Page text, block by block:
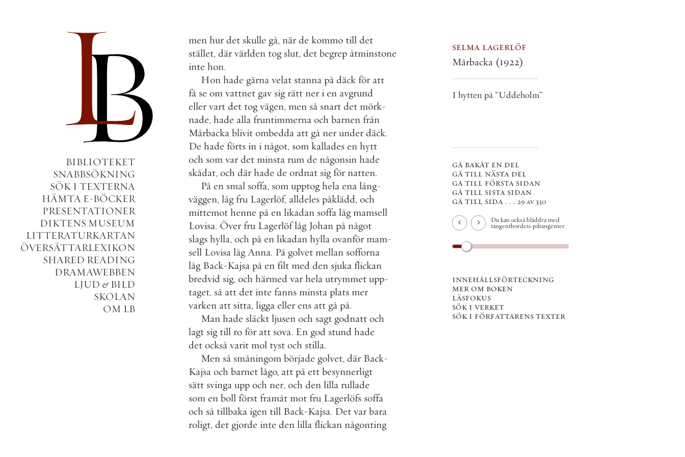
BIBLIOTEKET
SNABBSÖKNING
SÖK I TEXTERNA
HÄMTA E-BÖCKER
PRESENTATIONER
DIKTENS MUSEUM
LITTERATURKARTAN
ÖVERSÄTTARLEXIKON
SHARED READING
DRAMAWEBBEN
LJUD & BILD
SKOLAN
OM LB
men hur det skulle gå, när de kommo till det
stället, där världen tog slut, det begrep åtminstone
inte hon.
Hon hade gärna velat stanna på däck för att
få se om vattnet gav sig rätt ner i en avgrund
eller vart det tog vägen, men så snart det mörk-
nade, hade alla fruntimmerna och barnen från
Mårbacka blivit ombedda att gå ner under däck.
De hade förts in i något, som kallades en hytt
och som var det minsta rum de någonsin hade
skådat, och där hade de ordnat sig för natten.
På en smal soffa, som upptog hela ena lång-
väggen, låg fru Lagerlöf, alldeles påklädd, och
mittemot henne på en likadan soffa låg mamsell
Lovisa. Över fru Lagerlöf låg Johan på något
slags hylla, och på en likadan hylla ovanför mam-
sell Lovisa låg Anna. På golvet mellan sofforna
låg Back-Kajsa på en filt med den sjuka flickan
bredvid sig, och härmed var hela utrymmet upp-
taget, så att det inte fanns minsta plats mer
varken att sitta, ligga eller ens att gå på.
Man hade släckt ljusen och sagt godnatt och
lagt sig till ro för att sova. En god stund hade
det också varit mol tyst och stilla.
Men så småningom började golvet, där Back-
Kajsa och barnet lågo, att på ett besynnerligt
sätt svinga upp och ner, och den lilla rullade
som en boll först framåt mot fru Lagerlöfs soffa
och så tillbaka igen till Back-Kajsa. Det var bara
roligt, det gjorde inte den lilla flickan någonting
selma lagerlöf
Mårbacka (1922)
I hytten på ”Uddeholm”
gå bakåt en del
gå till nästa del
gå till första sidan
gå till sista sidan
gå till sida . . . 29 av 330
Du kan också bläddra med
tangentbordets piltangenter.
innehållsförteckning
mer om boken
läsfokus
sök i verket
sök i författarens texter